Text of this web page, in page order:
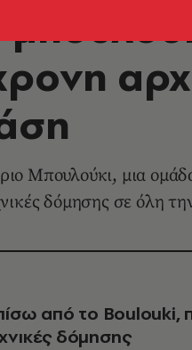
Μπουλούκι, μια
δόμησης σε όλη
από το Boulouki,
δόμησης